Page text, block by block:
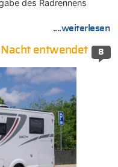
des Radrennens
....weiterlesen
8
entwendet